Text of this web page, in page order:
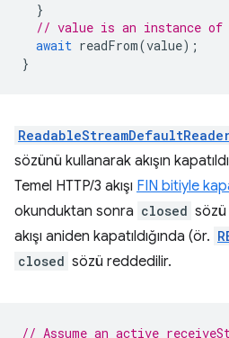
}
// value is an instance of
await readFrom(value);
}
sözünü kullanarak akışın
Temel HTTP/3 akışı FIN bitiyle
okunduktan sonra closed sözü
akışı aniden kapatıldığında (ör.
closed sözü reddedilir.
// Assume an active